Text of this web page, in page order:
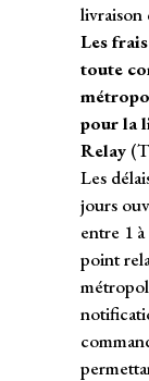
livraison
Les
toute
pour la
Relay
Les
jours
entre 1
point